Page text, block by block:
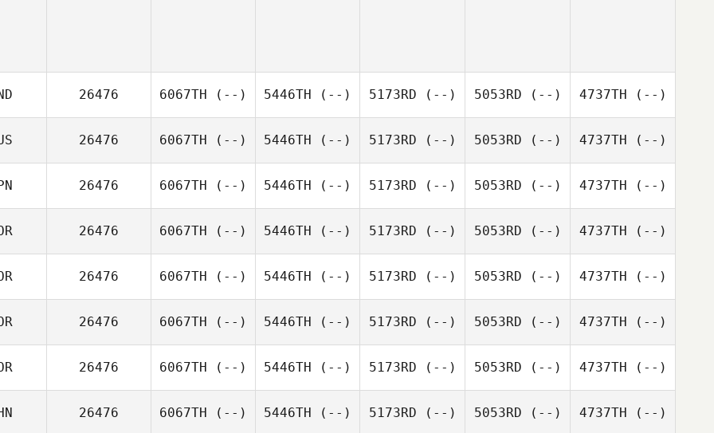
26476 6067TH (--) 5446TH (--) 5173RD (--) 5053RD (--) 4737TH (--)
26476 6067TH (--) 5446TH (--) 5173RD (--) 5053RD (--) 4737TH (--)
26476 6067TH (--) 5446TH (--) 5173RD (--) 5053RD (--) 4737TH (--)
26476 6067TH (--) 5446TH (--) 5173RD (--) 5053RD (--) 4737TH (--)
26476 6067TH (--) 5446TH (--) 5173RD (--) 5053RD (--) 4737TH (--)
26476 6067TH (--) 5446TH (--) 5173RD (--) 5053RD (--) 4737TH (--)
26476 6067TH (--) 5446TH (--) 5173RD (--) 5053RD (--) 4737TH (--)
26476 6067TH (--) 5446TH (--) 5173RD (--) 5053RD (--) 4737TH (--)